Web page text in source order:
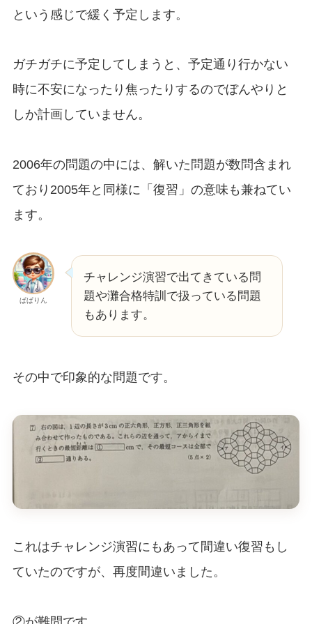
という感じで緩く予定します。
ガチガチに予定してしまうと、予定通り行かない
時に不安になったり焦ったりするのでぼんやりと
しか計画していません。
2006年の問題の中には、解いた問題が数問含まれ
ており2005年と同様に「復習」の意味も兼ねてい
ます。
ぱぱりん
チャレンジ演習で出てきている問
題や灘合格特訓で扱っている問題
もあります。
その中で印象的な問題です。
これはチャレンジ演習にもあって間違い復習もし
ていたのですが、再度間違いました。